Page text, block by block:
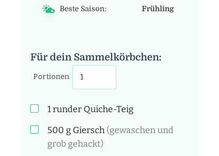
Beste Saison: Frühling
Für dein Sammelkörbchen:
Portionen
1 runder Quiche-Teig
500 g Giersch (gewaschen und
grob gehackt)